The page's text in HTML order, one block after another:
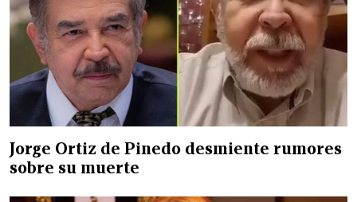
Jorge Ortiz de Pinedo desmiente rumores
sobre su muerte